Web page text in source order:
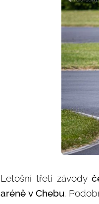
Letošní třetí závody
aréně v Chebu.